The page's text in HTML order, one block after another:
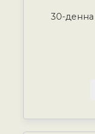
30-денна